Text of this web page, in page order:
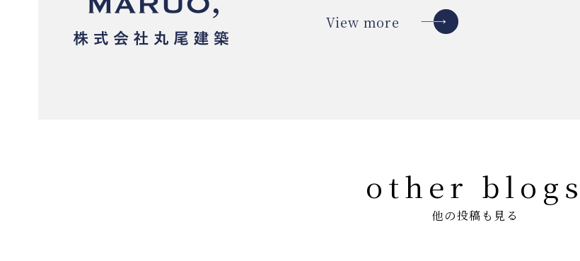
View more
other blogs
他の投稿も見る